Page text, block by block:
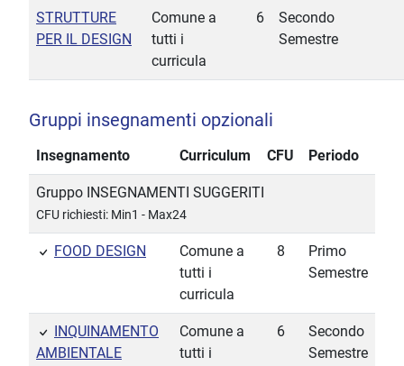
STRUTTURE
PER IL DESIGN
Comune a
tutti i
curricula
6
Secondo
Semestre
Gruppi insegnamenti opzionali
Insegnamento Curriculum CFU Periodo
Gruppo INSEGNAMENTI SUGGERITI
CFU richiesti: Min1 - Max24
FOOD DESIGN
Comune a
tutti i
curricula
8
Primo
Semestre
INQUINAMENTO
AMBIENTALE
Comune a
tutti i
6
Secondo
Semestre